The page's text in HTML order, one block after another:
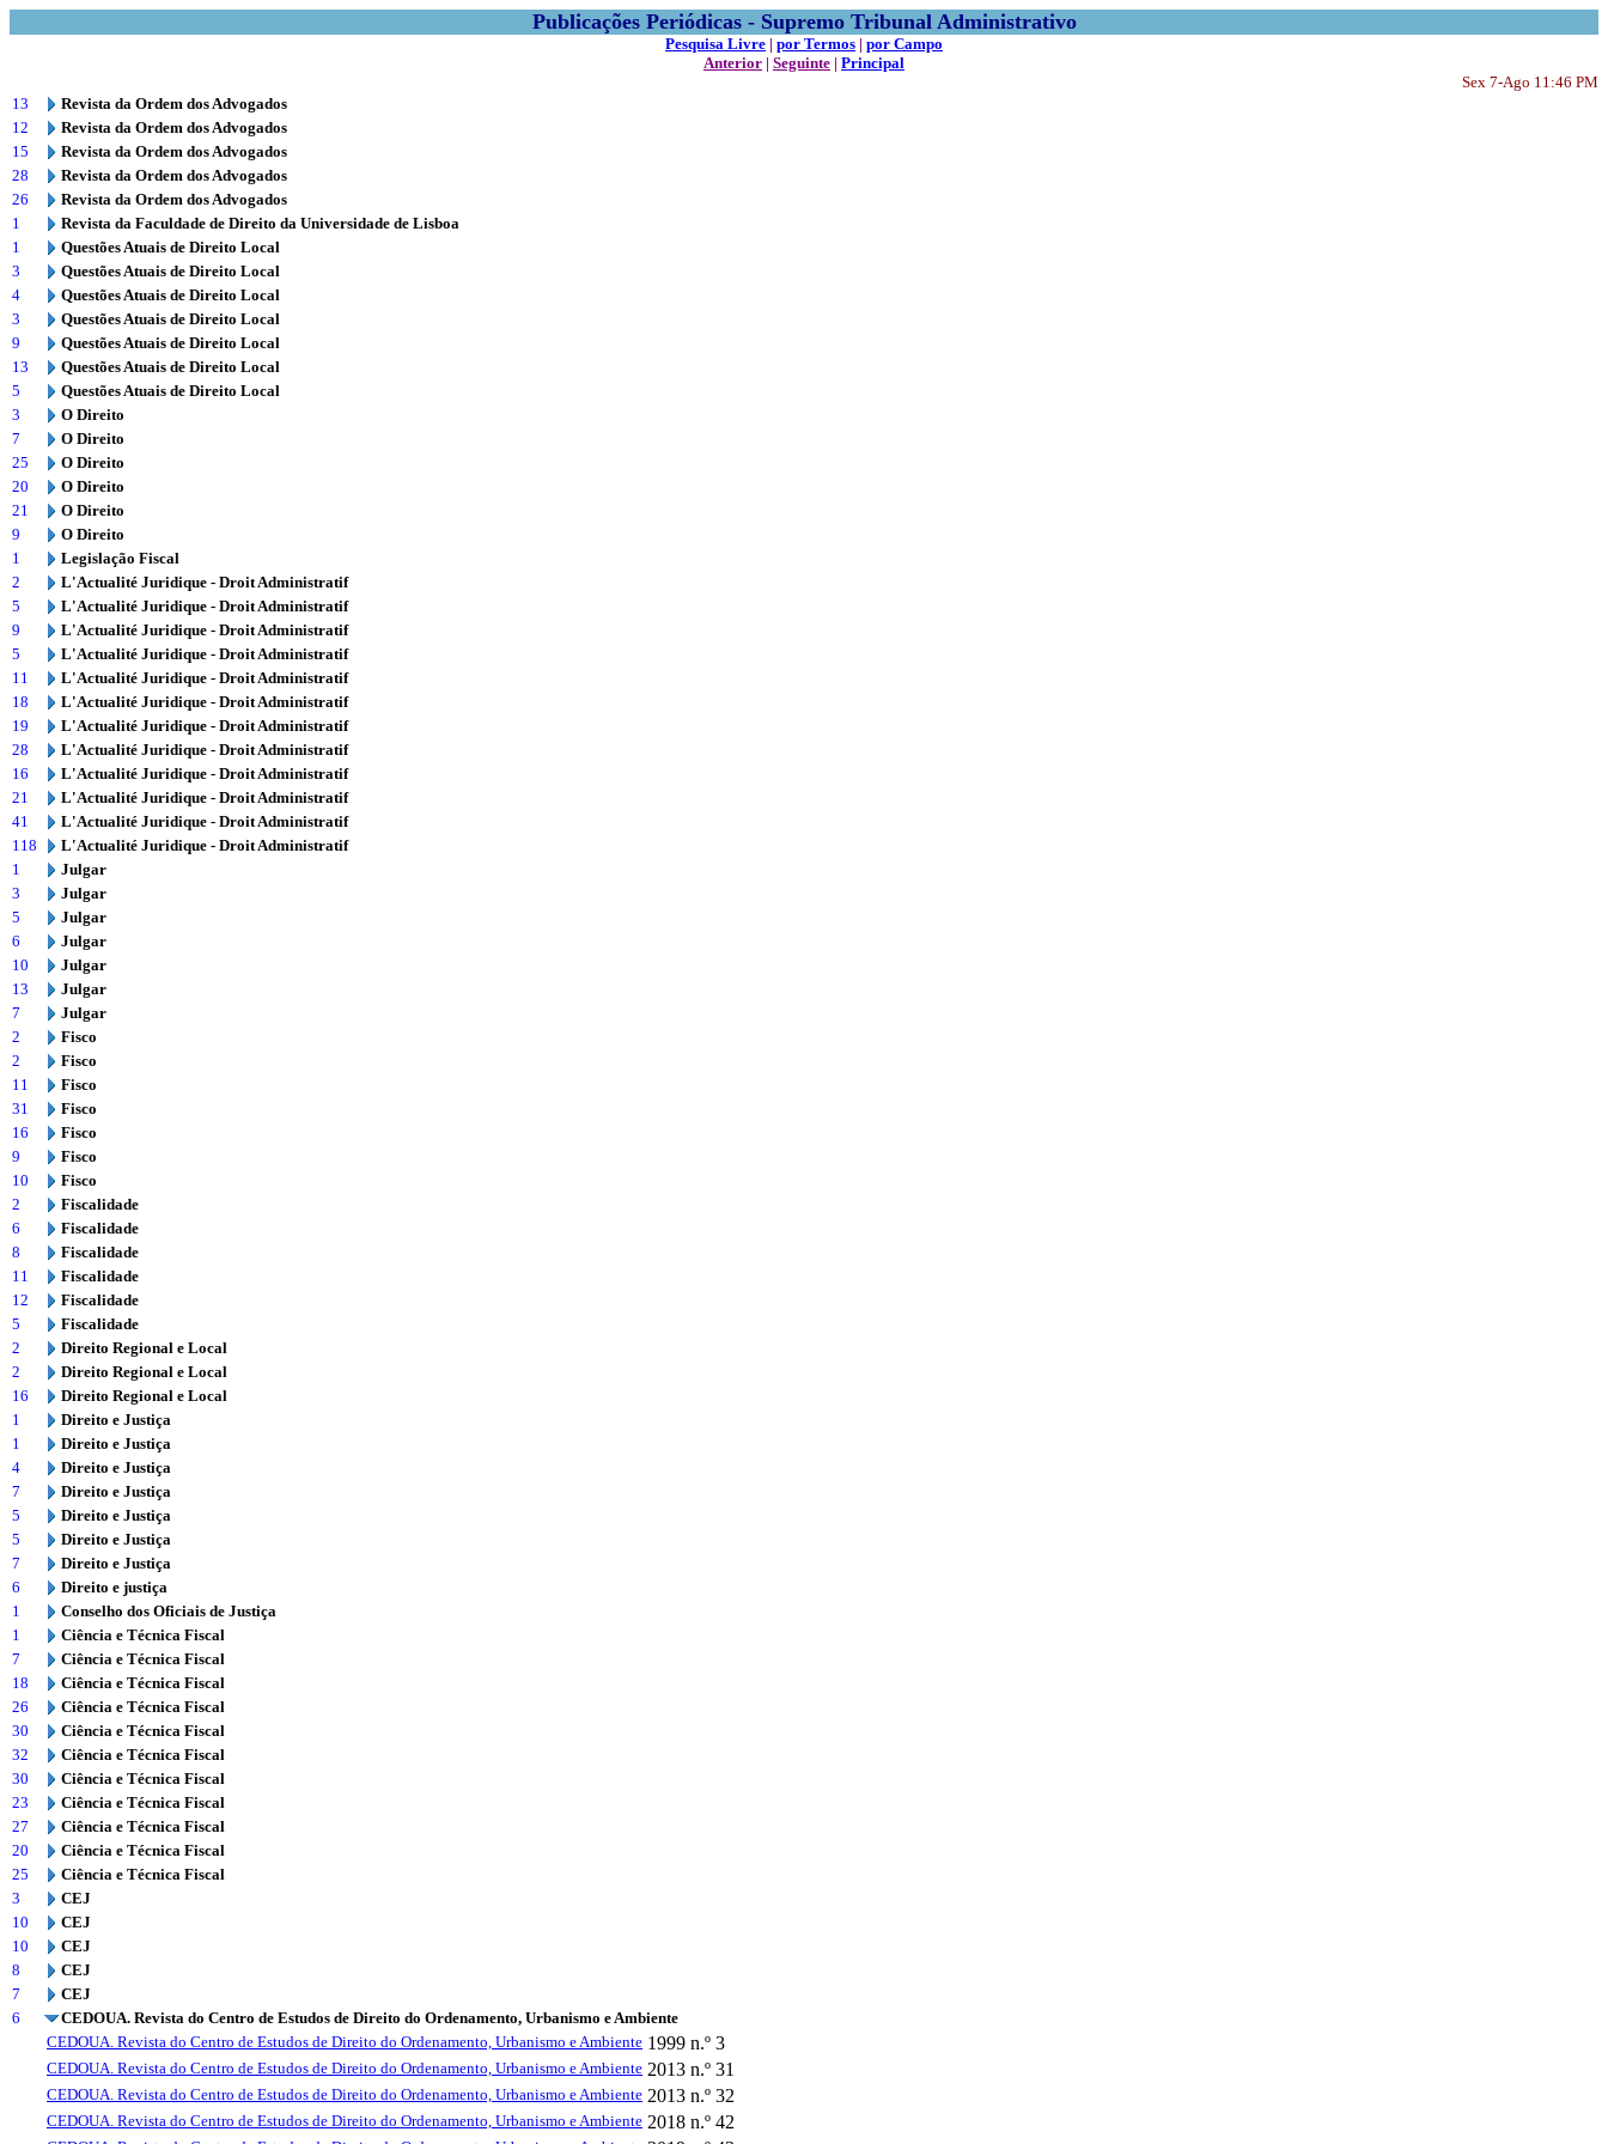
Publicações Periódicas - Supremo Tribunal Administrativo
Pesquisa Livre | por Termos | por Campo
Anterior | Seguinte | Principal
Sex 7-Ago 11:46 PM
13
Revista da Ordem dos Advogados
12
Revista da Ordem dos Advogados
15
Revista da Ordem dos Advogados
28
Revista da Ordem dos Advogados
26
Revista da Ordem dos Advogados
1
Revista da Faculdade de Direito da Universidade de Lisboa
1
Questões Atuais de Direito Local
3
Questões Atuais de Direito Local
4
Questões Atuais de Direito Local
3
Questões Atuais de Direito Local
9
Questões Atuais de Direito Local
13
Questões Atuais de Direito Local
5
Questões Atuais de Direito Local
3
O Direito
7
O Direito
25
O Direito
20
O Direito
21
O Direito
9
O Direito
1
Legislação Fiscal
2
L'Actualité Juridique - Droit Administratif
5
L'Actualité Juridique - Droit Administratif
9
L'Actualité Juridique - Droit Administratif
5
L'Actualité Juridique - Droit Administratif
11
L'Actualité Juridique - Droit Administratif
18
L'Actualité Juridique - Droit Administratif
19
L'Actualité Juridique - Droit Administratif
28
L'Actualité Juridique - Droit Administratif
16
L'Actualité Juridique - Droit Administratif
21
L'Actualité Juridique - Droit Administratif
41
L'Actualité Juridique - Droit Administratif
118
L'Actualité Juridique - Droit Administratif
1
Julgar
3
Julgar
5
Julgar
6
Julgar
10
Julgar
13
Julgar
7
Julgar
2
Fisco
2
Fisco
11
Fisco
31
Fisco
16
Fisco
9
Fisco
10
Fisco
2
Fiscalidade
6
Fiscalidade
8
Fiscalidade
11
Fiscalidade
12
Fiscalidade
5
Fiscalidade
2
Direito Regional e Local
2
Direito Regional e Local
16
Direito Regional e Local
1
Direito e Justiça
1
Direito e Justiça
4
Direito e Justiça
7
Direito e Justiça
5
Direito e Justiça
5
Direito e Justiça
7
Direito e Justiça
6
Direito e justiça
1
Conselho dos Oficiais de Justiça
1
Ciência e Técnica Fiscal
7
Ciência e Técnica Fiscal
18
Ciência e Técnica Fiscal
26
Ciência e Técnica Fiscal
30
Ciência e Técnica Fiscal
32
Ciência e Técnica Fiscal
30
Ciência e Técnica Fiscal
23
Ciência e Técnica Fiscal
27
Ciência e Técnica Fiscal
20
Ciência e Técnica Fiscal
25
Ciência e Técnica Fiscal
3
CEJ
10
CEJ
10
CEJ
8
CEJ
7
CEJ
6
CEDOUA. Revista do Centro de Estudos de Direito do Ordenamento, Urbanismo e Ambiente
CEDOUA. Revista do Centro de Estudos de Direito do Ordenamento, Urbanismo e Ambiente 1999 n.º 3
CEDOUA. Revista do Centro de Estudos de Direito do Ordenamento, Urbanismo e Ambiente 2013 n.º 31
CEDOUA. Revista do Centro de Estudos de Direito do Ordenamento, Urbanismo e Ambiente 2013 n.º 32
CEDOUA. Revista do Centro de Estudos de Direito do Ordenamento, Urbanismo e Ambiente 2018 n.º 42